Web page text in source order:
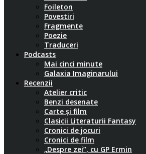
Foileton
Povestiri
Fragmente
Poezie
Traduceri
Podcasts
Mai cinci minute
Galaxia Imaginarului
Recenzii
Atelier critic
Benzi desenate
Carte și film
Clasicii Literaturii Fantasy
Cronici de jocuri
Cronici de film
„Despre zei”, cu GP Ermin